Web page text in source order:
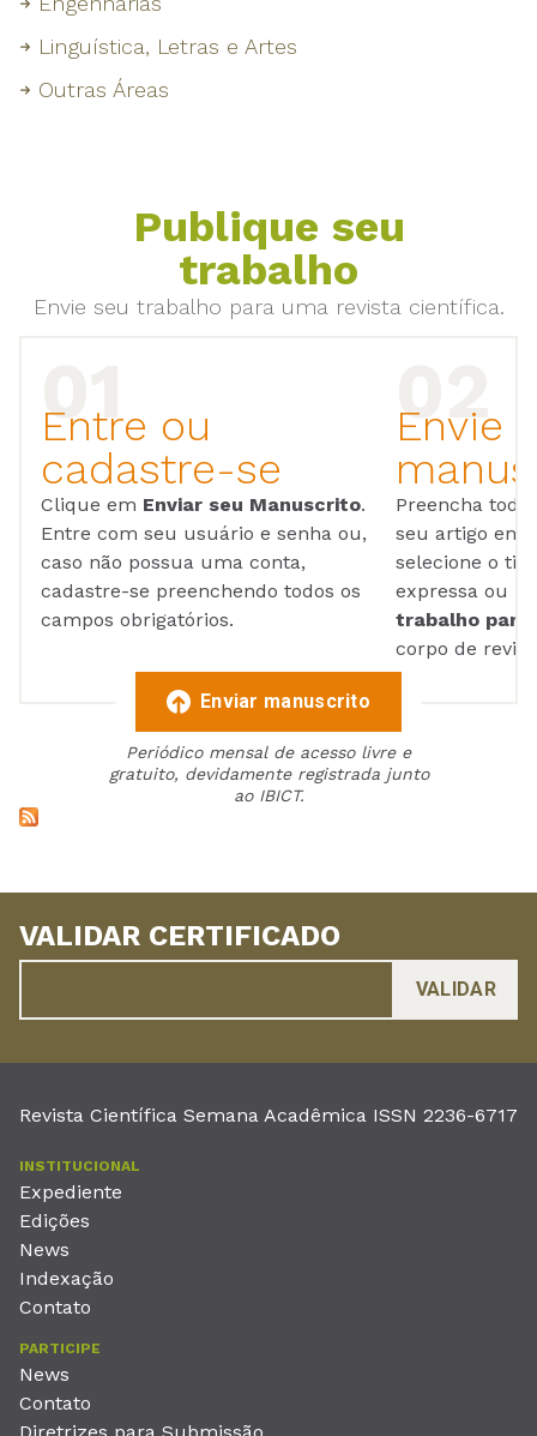
Linguística, Letras e Artes
Outras Áreas
Publique seu
trabalho
Envie seu trabalho para uma revista científica.
Entre ou
cadastre-se
Clique em Enviar seu Manuscrito.
Entre com seu usuário e senha ou,
caso não possua uma conta,
cadastre-se preenchendo todos os
campos obrigatórios.
Envie
Preencha
seu artigo em
selecione o
expressa ou
trabalho para
corpo de
Enviar manuscrito
Periódico mensal de acesso livre e
gratuito, devidamente registrada junto
ao IBICT.
VALIDAR CERTIFICADO
Revista Científica Semana Acadêmica ISSN 2236-6717
INSTITUCIONAL
Expediente
Edições
News
Indexação
Contato
PARTICIPE
News
Contato